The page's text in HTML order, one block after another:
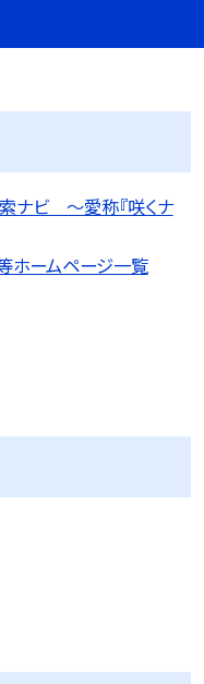
ナビ 〜愛称『咲くナ
ホームページ一覧